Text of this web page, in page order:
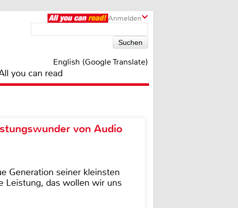
Anmelden
English (Google Translate)
you can read
von Audio
Generation seiner kleinsten
Leistung, das wollen wir uns